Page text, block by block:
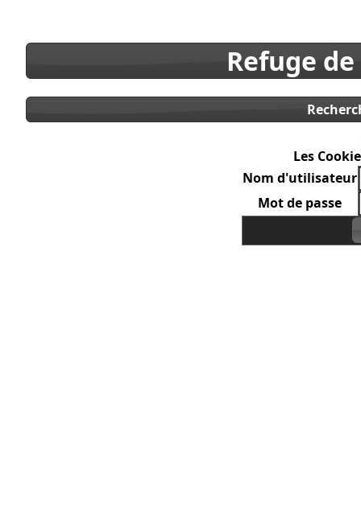
Refuge
Les
Nom d'utilisateur
Mot de passe